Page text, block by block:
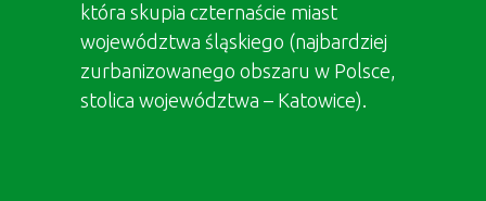
która skupia czternaście miast
województwa śląskiego (najbardziej
zurbanizowanego obszaru w Polsce,
stolica województwa – Katowice).